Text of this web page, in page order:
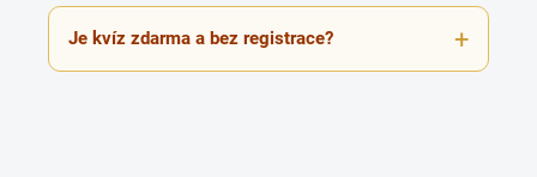
Je kvíz zdarma a bez registrace?